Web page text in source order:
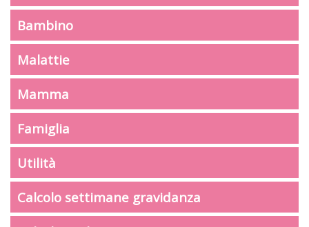
Bambino
Malattie
Mamma
Famiglia
Utilità
Calcolo settimane gravidanza